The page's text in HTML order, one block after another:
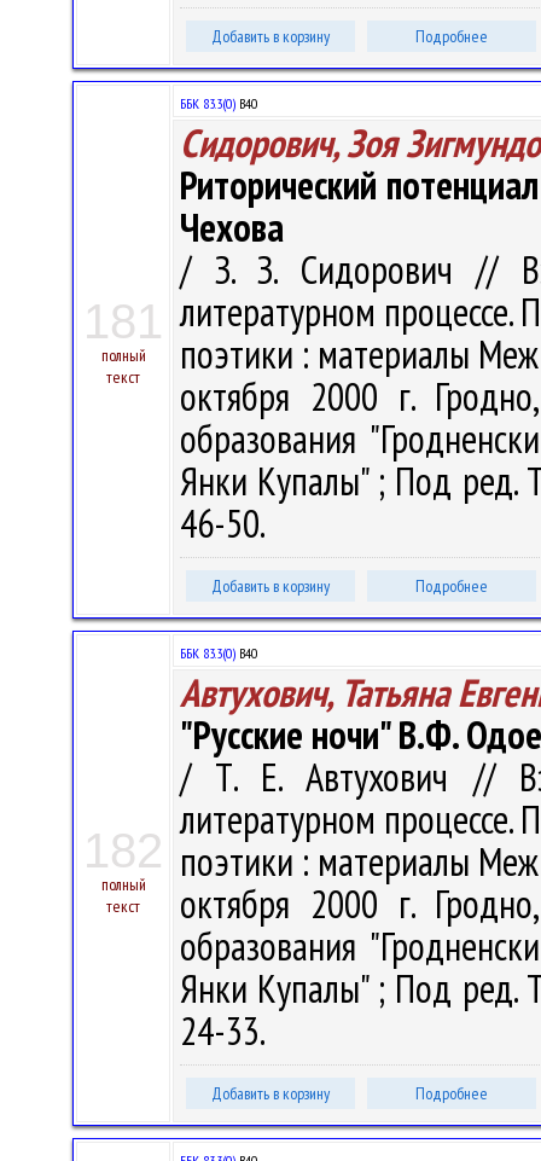
Добавить в корзину Подробнее
181
полный
текст
ББК 83.3(0) В40
Сидорович, Зоя
Риторический
Чехова
/ З. З. Сидорович //
литературном процессе.
поэтики : материалы
октября 2000 г.
образования
Янки Купалы" ; Под ред.
46-50.
Добавить в корзину Подробнее
182
полный
текст
ББК 83.3(0) В40
Автухович, Татьяна
"Русские ночи" В.Ф.
/ Т. Е. Автухович //
литературном процессе.
поэтики : материалы
октября 2000 г.
образования
Янки Купалы" ; Под ред.
24-33.
Добавить в корзину Подробнее